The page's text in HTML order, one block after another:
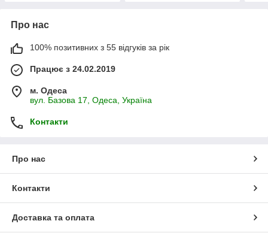
Про нас
100% позитивних з 55 відгуків за рік
Працює з 24.02.2019
м. Одеса
вул. Базова 17, Одеса, Україна
Контакти
Про нас
Контакти
Доставка та оплата